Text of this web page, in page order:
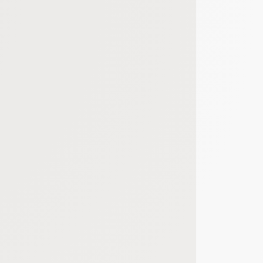
d'un site web en enregistrant les actions qu'ils effectuent, afin de détecter